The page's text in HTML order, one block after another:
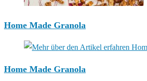
Home Made Granola
Home Made Granola